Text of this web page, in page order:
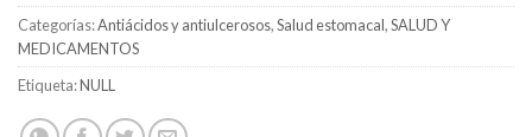
Categorías:Antiácidos y antiulcerosos,Salud estomacal,SALUD Y
MEDICAMENTOS
Etiqueta:NULL